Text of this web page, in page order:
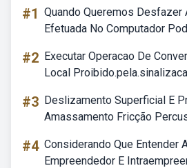
#1 Quando Queremos Desfazer
Efetuada No Computador
#2 Executar Operacao De
Local
#3 Deslizamento Superficial E
Amassamento Fricção
#4 Considerando Que Entender
Empreendedor E